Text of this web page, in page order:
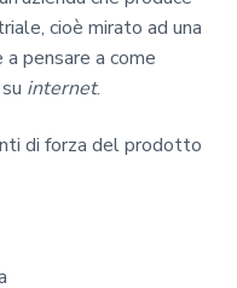
cioè mirato ad una
a pensare a come
internet.
di forza del prodotto